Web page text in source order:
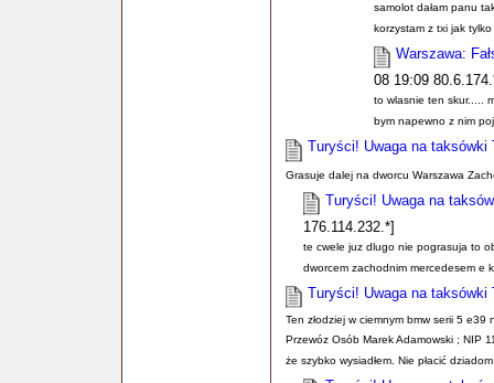
samolot dałam panu
korzystam z txi jak
Warszawa:
08 19:09
to wlasnie ten skur.....
bym napewno z nim
Turyści! Uwaga na
Grasuje dalej na dworcu Warszawa
Turyści! Uwaga na
176.114.232.*]
te cwele juz dlugo nie pograsuja to
dworcem zachodnim mercedesem e
Turyści! Uwaga na
Ten złodziej w ciemnym bmw serii 5
Przewóz Osób Marek Adamowski ; NIP
że szybko wysiadłem. Nie płacić